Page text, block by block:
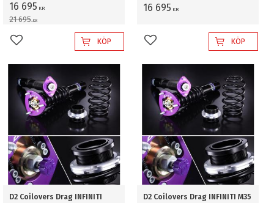
16 695 KR
21 695KR
Lägg till i favoriterKÖP
16 695 KR
Lägg till i favoriterKÖP
D2 Coilovers Drag INFINITI
D2 Coilovers Drag INFINITI M35